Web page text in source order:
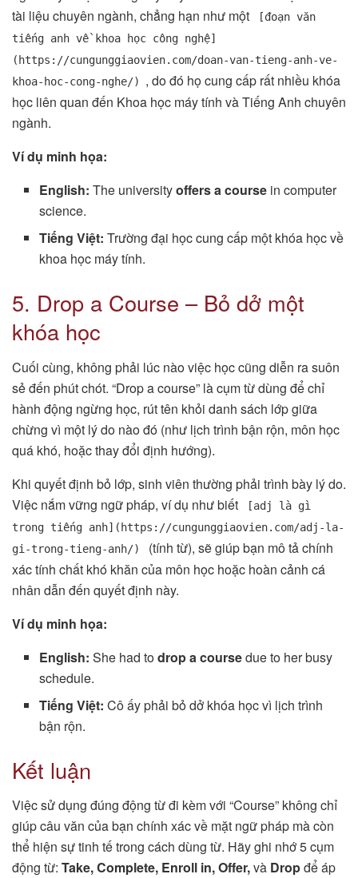
tài liệu chuyên ngành, chẳng hạn như một
[đoạn văn
tiếng anh về khoa học công nghệ]
(https://cungunggiaovien.com/doan-van-tieng-anh-ve-
khoa-hoc-cong-nghe/)
, do đó họ cung cấp rất nhiều khóa
học liên quan đến Khoa học máy tính và Tiếng Anh chuyên
ngành.
Ví dụ minh họa:
English: The universityoffers a course in computer
science.
Tiếng Việt: Trường đại học cung cấp một khóa học về
khoa học máy tính.
5. Drop a Course – Bỏ dở một
khóa học
Cuối cùng, không phải lúc nào việc học cũng diễn ra suôn
sẻ đến phút chót. “Drop a course” là cụm từ dùng để chỉ
hành động ngừng học, rút tên khỏi danh sách lớp giữa
chừng vì một lý do nào đó (như lịch trình bận rộn, môn học
quá khó, hoặc thay đổi định hướng).
Khi quyết định bỏ lớp, sinh viên thường phải trình bày lý do.
Việc nắm vững ngữ pháp, ví dụ như biết
[adj là gì
trong tiếng anh](https://cungunggiaovien.com/adj-la-
gi-trong-tieng-anh/)
(tính từ), sẽ giúp bạn mô tả chính
xác tính chất khó khăn của môn học hoặc hoàn cảnh cá
nhân dẫn đến quyết định này.
Ví dụ minh họa:
English: She had todrop a coursedue to her busy
schedule.
Tiếng Việt: Cô ấy phải bỏ dở khóa học vì lịch trình
bận rộn.
Kết luận
Việc sử dụng đúng động từ đi kèm với “Course” không chỉ
giúp câu văn của bạn chính xác về mặt ngữ pháp mà còn
thể hiện sự tinh tế trong cách dùng từ. Hãy ghi nhớ 5 cụm
động từ: Take, Complete, Enroll in, Offer,và Dropđể áp